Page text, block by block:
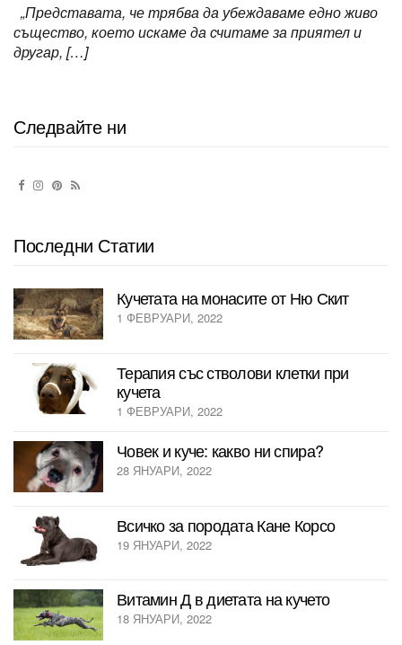
„Представата, че трябва да убеждаваме едно живо
същество, което искаме да считаме за приятел и
другар, […]
Следвайте ни
Последни Статии
Кучетата на монасите от Ню Скит
1 ФЕВРУАРИ, 2022
Терапия със стволови клетки при
кучета
1 ФЕВРУАРИ, 2022
Човек и куче: какво ни спира?
28 ЯНУАРИ, 2022
Всичко за породата Кане Корсо
19 ЯНУАРИ, 2022
Витамин Д в диетата на кучето
18 ЯНУАРИ, 2022